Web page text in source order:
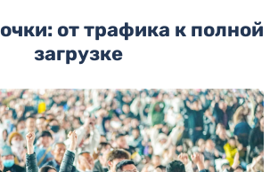
от трафика к полной
загрузке